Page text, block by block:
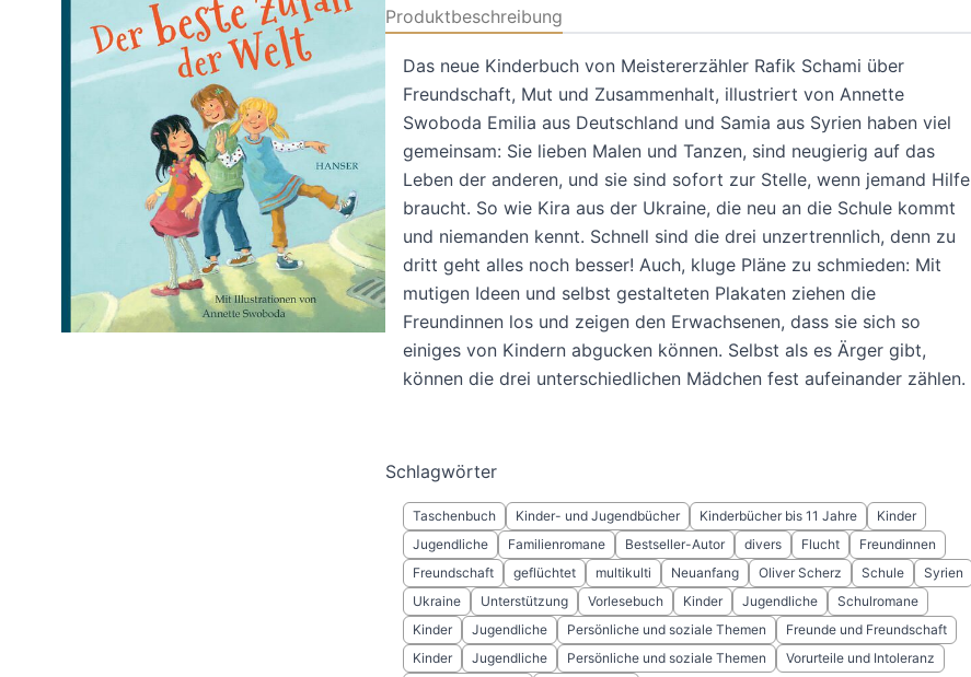
Produktbeschreibung
Das neue Kinderbuch von Meistererzähler Rafik Schami über
Freundschaft, Mut und Zusammenhalt, illustriert von Annette
Swoboda Emilia aus Deutschland und Samia aus Syrien haben viel
gemeinsam: Sie lieben Malen und Tanzen, sind neugierig auf das
Leben der anderen, und sie sind sofort zur Stelle, wenn jemand Hilfe
braucht. So wie Kira aus der Ukraine, die neu an die Schule kommt
und niemanden kennt. Schnell sind die drei unzertrennlich, denn zu
dritt geht alles noch besser! Auch, kluge Pläne zu schmieden: Mit
mutigen Ideen und selbst gestalteten Plakaten ziehen die
Freundinnen los und zeigen den Erwachsenen, dass sie sich so
einiges von Kindern abgucken können. Selbst als es Ärger gibt,
können die drei unterschiedlichen Mädchen fest aufeinander zählen.
Schlagwörter
Taschenbuch Kinder- und Jugendbücher Kinderbücher bis 11 Jahre
Kinder
Jugendliche
Familienromane Bestseller-Autor divers Flucht
Freundinnen
Freundschaft
geflüchtet multikulti Neuanfang Oliver Scherz Schule
Syrien
Ukraine
Unterstützung Vorlesebuch Kinder Jugendliche
Schulromane
Kinder
Jugendliche Persönliche und soziale Themen
Freunde und Freundschaft
Kinder
Jugendliche Persönliche und soziale Themen
Vorurteile und Intoleranz